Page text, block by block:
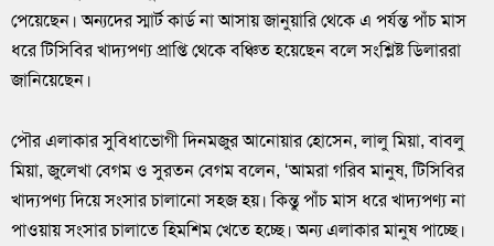
পেয়েছেন। অন্যদের স্মার্ট কার্ড না আসায় জানুয়ারি থেকে এ পর্যন্ত পাঁচ মাস
ধরে টিসিবির খাদ্যপণ্য প্রাপ্তি থেকে বঞ্চিত হয়েছেন বলে সংশ্লিষ্ট ডিলাররা
জানিয়েছেন।
পৌর এলাকার সুবিধাভোগী দিনমজুর আনোয়ার হোসেন, লালু মিয়া, বাবলু
মিয়া, জুলেখা বেগম ও সুরতন বেগম বলেন, ‘আমরা গরিব মানুষ, টিসিবির
খাদ্যপণ্য দিয়ে সংসার চালানো সহজ হয়। কিন্তু পাঁচ মাস ধরে খাদ্যপণ্য না
পাওয়ায় সংসার চালাতে হিমশিম খেতে হচ্ছে। অন্য এলাকার মানুষ পাচ্ছে।